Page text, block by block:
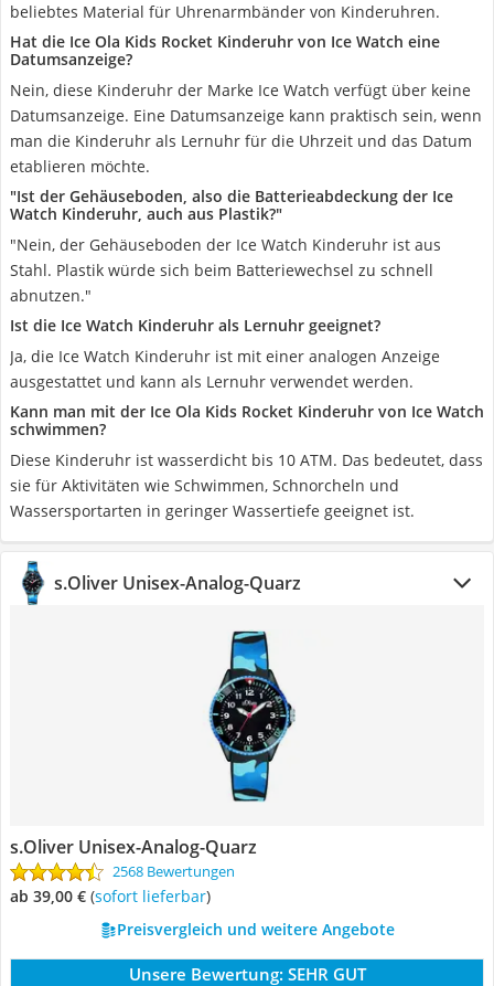
beliebtes Material für Uhrenarmbänder von Kinderuhren.
Hat die Ice Ola Kids Rocket Kinderuhr von Ice Watch eine
Datumsanzeige?
Nein, diese Kinderuhr der Marke Ice Watch verfügt über keine
Datumsanzeige. Eine Datumsanzeige kann praktisch sein, wenn
man die Kinderuhr als Lernuhr für die Uhrzeit und das Datum
etablieren möchte.
"Ist der Gehäuseboden, also die Batterieabdeckung der Ice
Watch Kinderuhr, auch aus Plastik?"
"Nein, der Gehäuseboden der Ice Watch Kinderuhr ist aus
Stahl. Plastik würde sich beim Batteriewechsel zu schnell
abnutzen."
Ist die Ice Watch Kinderuhr als Lernuhr geeignet?
Ja, die Ice Watch Kinderuhr ist mit einer analogen Anzeige
ausgestattet und kann als Lernuhr verwendet werden.
Kann man mit der Ice Ola Kids Rocket Kinderuhr von Ice Watch
schwimmen?
Diese Kinderuhr ist wasserdicht bis 10 ATM. Das bedeutet, dass
sie für Aktivitäten wie Schwimmen, Schnorcheln und
Wassersportarten in geringer Wassertiefe geeignet ist.
s.Oliver Unisex-Analog-Quarz
s.Oliver Unisex-Analog-Quarz
2568 Bewertungen
ab 39,00 € ( Sofort lieferbar)
Preisvergleich und weitere Angebote
Unsere Bewertung: SEHR GUT